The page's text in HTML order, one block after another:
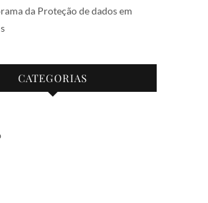
da Proteção de dados em
CATEGORIAS